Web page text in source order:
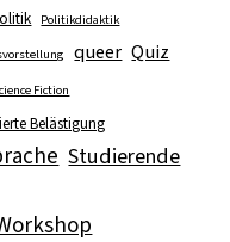
Politikdidaktik
queer Quiz
Fiction
Belästigung
Studierende